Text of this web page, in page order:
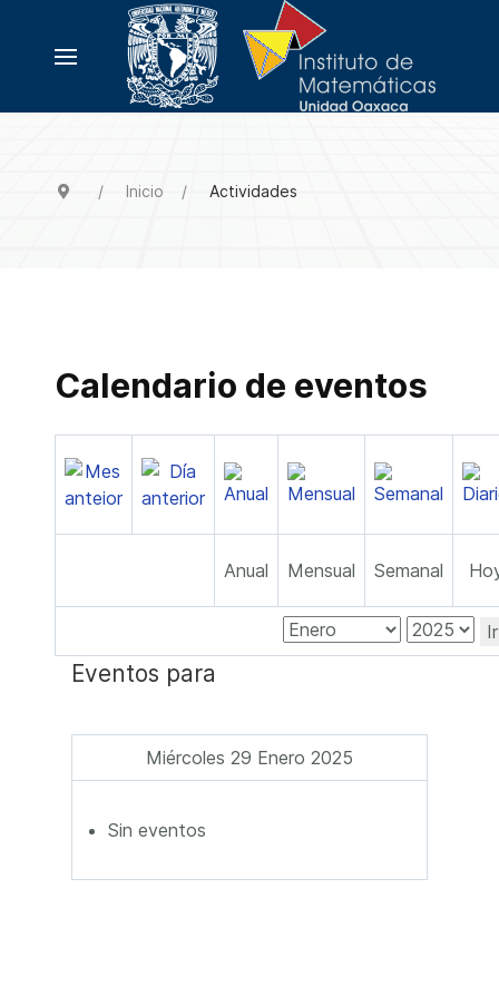
Inicio Actividades
Calendario de eventos
Anual Mensual Semanal
Eventos para
Miércoles 29 Enero 2025
Sin eventos